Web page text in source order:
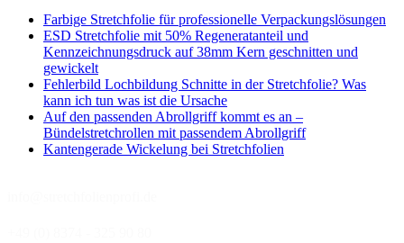
Farbige Stretchfolie für professionelle Verpackungslösungen
ESD Stretchfolie mit 50% Regeneratanteil und
Kennzeichnungsdruck auf 38mm Kern geschnitten und
gewickelt
Fehlerbild Lochbildung Schnitte in der Stretchfolie? Was
kann ich tun was ist die Ursache
Auf den passenden Abrollgriff kommt es an –
Bündelstretchrollen mit passendem Abrollgriff
Kantengerade Wickelung bei Stretchfolien